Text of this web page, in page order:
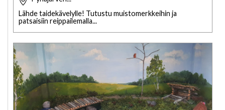
Lähde taidekävelylle! Tutustu muistomerkkeihin ja
patsaisiin reippailemalla...